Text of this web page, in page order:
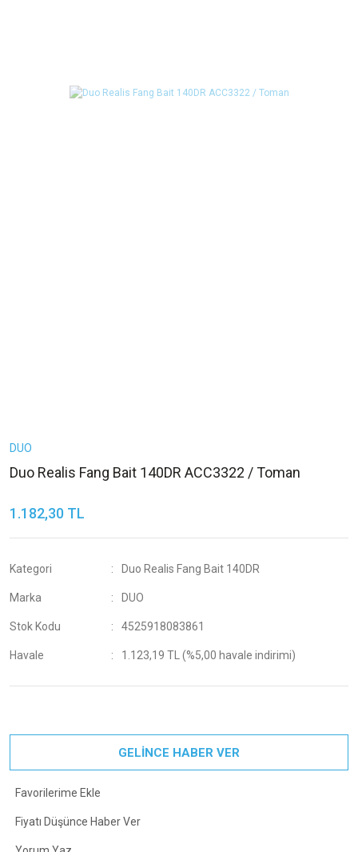
DUO
Duo Realis Fang Bait 140DR ACC3322 / Toman
1.182,30 TL
Kategori Duo Realis Fang Bait 140DR
Marka DUO
Stok Kodu 4525918083861
Havale 1.123,19 TL (%5,00 havale indirimi)
GELİNCE HABER VER
Fiyatı Düşünce Haber Ver